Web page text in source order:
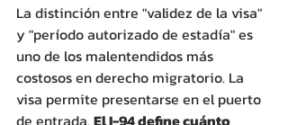
La distinción entre "validez de la visa"
y "período autorizado de estadía" es
uno de los malentendidos más
costosos en derecho migratorio. La
visa permite presentarse en el puerto
de entrada. El I-94 define cuánto